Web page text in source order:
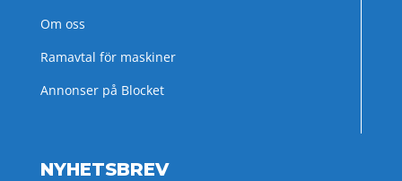
Om oss
Ramavtal för maskiner
Annonser på Blocket
NYHETSBREV